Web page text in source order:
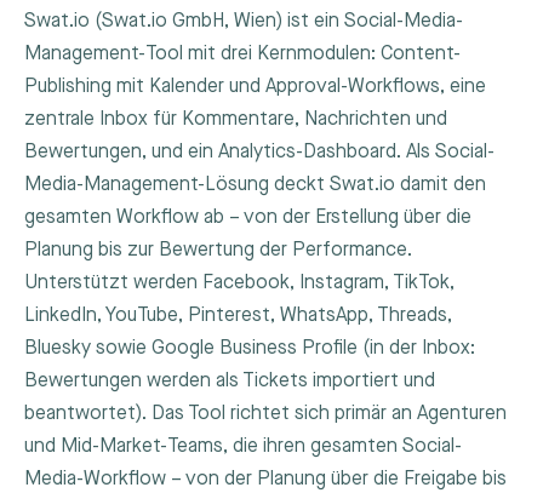
Swat.io (Swat.io GmbH, Wien) ist ein Social-Media-
Management-Tool mit drei Kernmodulen: Content-
Publishing mit Kalender und Approval-Workflows, eine
zentrale Inbox für Kommentare, Nachrichten und
Bewertungen, und ein Analytics-Dashboard. Als Social-
Media-Management-Lösung deckt Swat.io damit den
gesamten Workflow ab – von der Erstellung über die
Planung bis zur Bewertung der Performance.
Unterstützt werden Facebook, Instagram, TikTok,
LinkedIn, YouTube, Pinterest, WhatsApp, Threads,
Bluesky sowie Google Business Profile (in der Inbox:
Bewertungen werden als Tickets importiert und
beantwortet). Das Tool richtet sich primär an Agenturen
und Mid-Market-Teams, die ihren gesamten Social-
Media-Workflow – von der Planung über die Freigabe bis